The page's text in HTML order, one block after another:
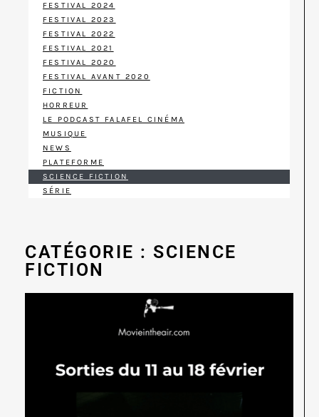
FESTIVAL 2024
FESTIVAL 2023
FESTIVAL 2022
FESTIVAL 2021
FESTIVAL 2020
FESTIVAL AVANT 2020
FICTION
HORREUR
LE PODCAST FALAFEL CINÉMA
MUSIQUE
NEWS
PLATEFORME
SCIENCE FICTION
SÉRIE
CATÉGORIE : SCIENCE
FICTION